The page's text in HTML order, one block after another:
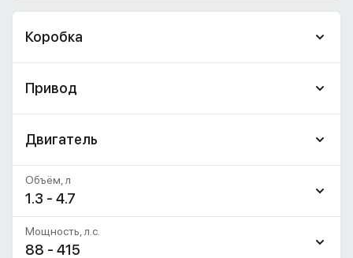
Коробка
Привод
Двигатель
1.3 - 4.7
Объём, л
88 - 415
Мощность, л.с.